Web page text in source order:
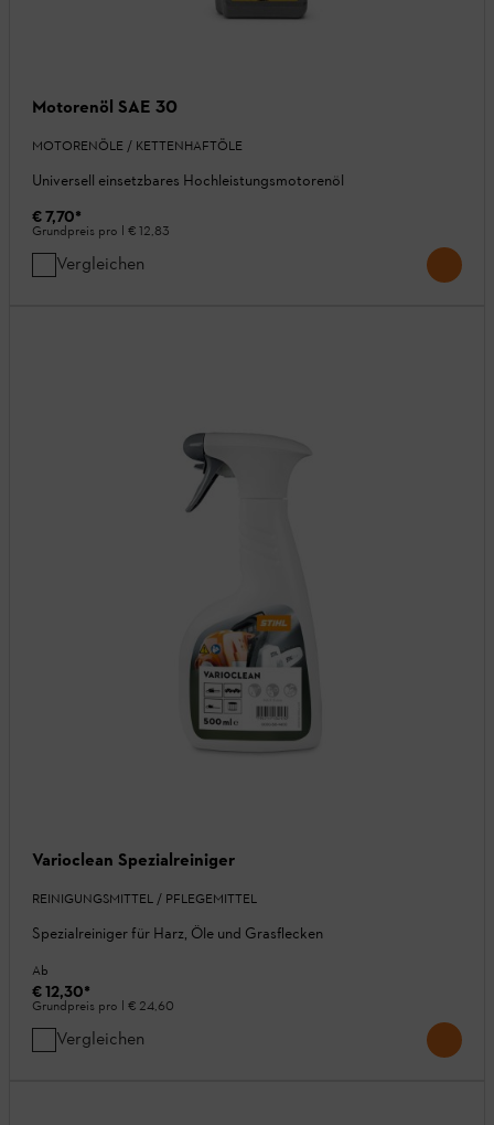
Motorenöl SAE 30
MOTORENÖLE / KETTENHAFTÖLE
Universell einsetzbares Hochleistungsmotorenöl
€ 7,70*
Grundpreis pro l € 12,83
Vergleichen
Varioclean Spezialreiniger
REINIGUNGSMITTEL / PFLEGEMITTEL
Spezialreiniger für Harz, Öle und Grasflecken
Ab
€ 12,30*
Grundpreis pro l € 24,60
Vergleichen